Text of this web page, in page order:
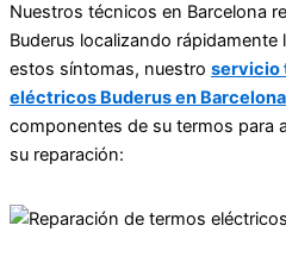
Nuestros técnicos en Barcelona
Buderus localizando rápidamente
estos síntomas, nuestro servicio
eléctricos Buderus en Barcelona
componentes de su termos para
su reparación: